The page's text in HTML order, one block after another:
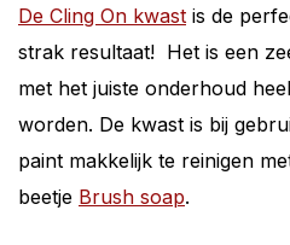
De Cling On kwast is de
strak resultaat! Het is een
met het juiste onderhoud
worden. De kwast is bij
paint makkelijk te reinigen
beetje Brush soap.